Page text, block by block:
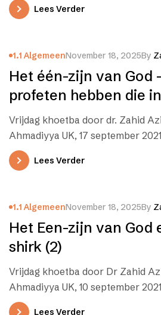
Lees Verder
1.1 AlgemeenNovember 18, 2025By
Het één-zijn van God
profeten hebben die
Vrijdag khoetba door dr. Zahid
Ahmadiyya UK, 17 september
shirk pleegt, dan valt…
Lees Verder
1.1 AlgemeenNovember 18, 2025By
Het Een-zijn van God
shirk (2)
Vrijdag khoetba door Dr Zahid
Ahmadiyya UK, 10 september
melding van een…
Lees Verder